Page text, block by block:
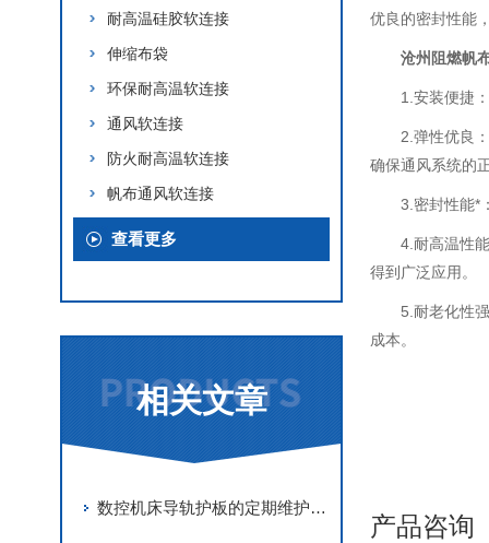
耐高温硅胶软连接
伸缩布袋
环保耐高温软连接
通风软连接
防火耐高温软连接
帆布通风软连接
查看更多
相关文章
数控机床导轨护板的定期维护保养方法分享
优良的密封性能
沧州阻燃帆
1.安装便捷
2.弹性优良
确保通风系统的
3.密封性能*
4.耐高温性
得到广泛应用。
5.耐老化性
成本。
产品咨询